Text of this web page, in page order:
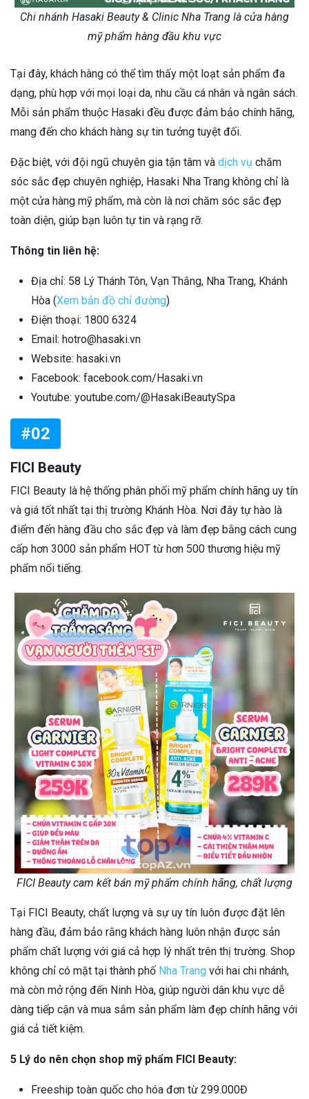
Chi nhánh Hasaki Beauty & Clinic Nha Trang là cửa hàng
mỹ phẩm hàng đầu khu vực
Tại đây, khách hàng có thể tìm thấy một loạt sản phẩm đa
dạng, phù hợp với mọi loại da, nhu cầu cá nhân và ngân sách.
Mỗi sản phẩm thuộc Hasaki đều được đảm bảo chính hãng,
mang đến cho khách hàng sự tin tưởng tuyệt đối.
Đặc biệt, với đội ngũ chuyên gia tận tâm và dịch vụ chăm
sóc sắc đẹp chuyên nghiệp, Hasaki Nha Trang không chỉ là
một cửa hàng mỹ phẩm, mà còn là nơi chăm sóc sắc đẹp
toàn diện, giúp bạn luôn tự tin và rạng rỡ.
Thông tin liên hệ:
Địa chỉ: 58 Lý Thánh Tôn, Vạn Thắng, Nha Trang, Khánh
Hòa (Xem bản đồ chỉ đường)
Điện thoại: 1800 6324
Email: hotro@hasaki.vn
Website: hasaki.vn
Facebook: facebook.com/Hasaki.vn
Youtube: youtube.com/@HasakiBeautySpa
#02
FICI Beauty
FICI Beauty là hệ thống phân phối mỹ phẩm chính hãng uy tín
và giá tốt nhất tại thị trường Khánh Hòa. Nơi đây tự hào là
điểm đến hàng đầu cho sắc đẹp và làm đẹp bằng cách cung
cấp hơn 3000 sản phẩm HOT từ hơn 500 thương hiệu mỹ
phẩm nổi tiếng.
FICI Beauty cam kết bán mỹ phẩm chính hãng, chất lượng
Tại FICI Beauty, chất lượng và sự uy tín luôn được đặt lên
hàng đầu, đảm bảo rằng khách hàng luôn nhận được sản
phẩm chất lượng với giá cả hợp lý nhất trên thị trường. Shop
không chỉ có mặt tại thành phố Nha Trang với hai chi nhánh,
mà còn mở rộng đến Ninh Hòa, giúp người dân khu vực dễ
dàng tiếp cận và mua sắm sản phẩm làm đẹp chính hãng với
giá cả tiết kiệm.
5 Lý do nên chọn shop mỹ phẩm FICI Beauty:
Freeship toàn quốc cho hóa đơn từ 299.000Đ